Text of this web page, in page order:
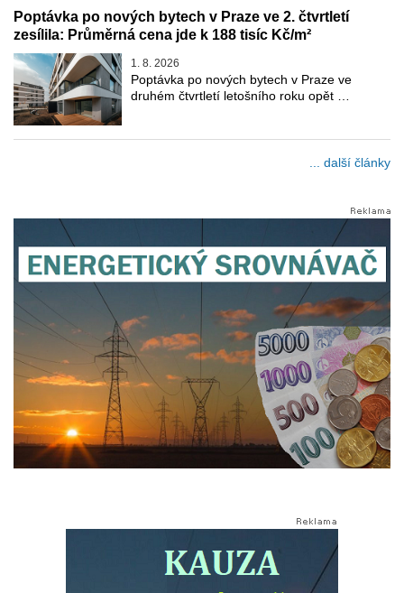
Poptávka po nových bytech v Praze ve 2. čtvrtletí
zesílila: Průměrná cena jde k 188 tisíc Kč/m²
1. 8. 2026
Poptávka po nových bytech v Praze ve
druhém čtvrtletí letošního roku opět …
... další články